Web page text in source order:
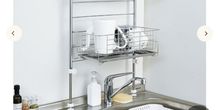
カーテン・ラグ・ファブリック
美容・健康・サプリメント
制服・スクールすべて
ジュニア・ティーンズ下着
大きいサイズ通販すべて
大きいサイズ レディース服
大きいサイズ レディース下着
シークレットセール
商品カテゴリ一覧
カーテン・ラグ・ファブリック
ジュニア・ティーンズ下着
大きいサイズ通販すべて
大きいサイズ レディース服
大きいサイズ レディース下着
大きいサイズ メンズ
シークレットセール
商品カテゴリ一覧
カタログ